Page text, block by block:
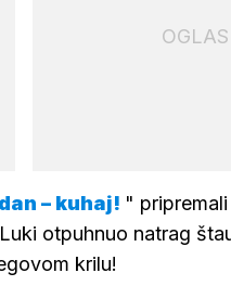
OGLAS
– kuhaj! "
otpuhnuo natrag
krilu!